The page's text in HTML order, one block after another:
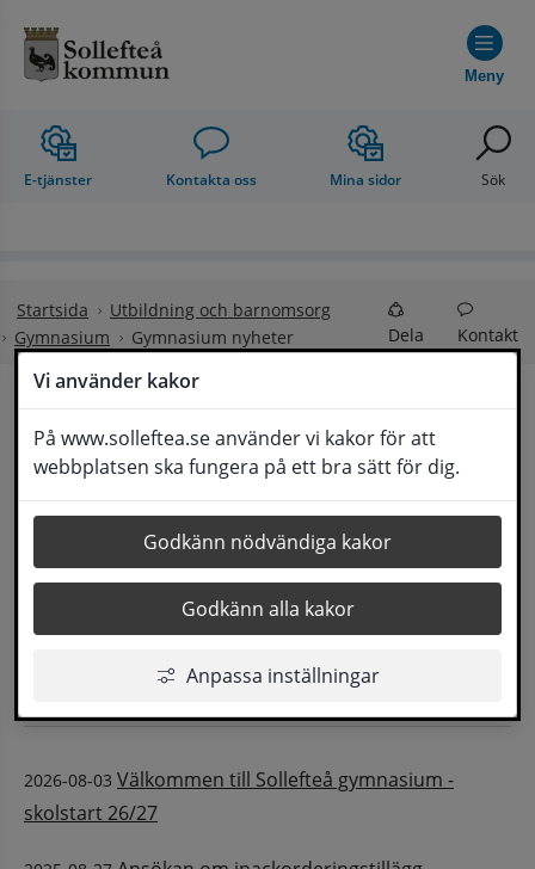
Vi använder kakor
På www.solleftea.se använder vi kakor för att
webbplatsen ska fungera på ett bra sätt för dig.
Godkänn nödvändiga kakor
Godkänn alla kakor
Anpassa inställningar
Meny
E-tjänster Kontakta oss Mina sidor Sök
Startsida
Utbildning och barnomsorg
Gymnasium
Gymnasium nyheter Dela Kontakt
Gymnasium nyheter
Augusti
Oktober
2026-08-03 Välkommen till Sollefteå gymnasium -
skolstart 26/27